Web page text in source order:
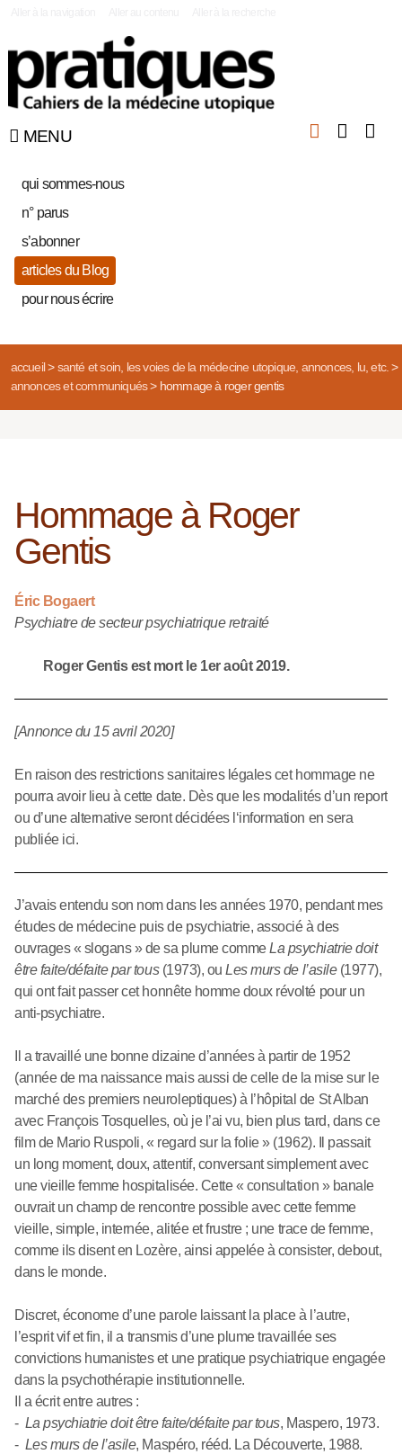
MENU
qui sommes-nous
n° parus
s’abonner
articles du Blog
pour nous écrire
accueil> santé et soin, les voies de la médecine utopique, annonces, lu, etc.>
annonces et communiqués> hommage à roger gentis
Hommage à Roger
Gentis
Éric Bogaert
Psychiatre de secteur psychiatrique retraité
Roger Gentis est mort le 1er août 2019.
[Annonce du 15 avril 2020]
En raison des restrictions sanitaires légales cet hommage ne
pourra avoir lieu à cette date. Dès que les modalités d’un report
ou d’une alternative seront décidées l‘information en sera
publiée ici.
J’avais entendu son nom dans les années 1970, pendant mes
études de médecine puis de psychiatrie, associé à des
ouvrages « slogans » de sa plume commeLa psychiatrie doit
être faite/défaite par tous(1973), ouLes murs de l’asile(1977),
qui ont fait passer cet honnête homme doux révolté pour un
anti-psychiatre.
Il a travaillé une bonne dizaine d’années à partir de 1952
(année de ma naissance mais aussi de celle de la mise sur le
marché des premiers neuroleptiques) à l’hôpital de St Alban
avec François Tosquelles, où je l’ai vu, bien plus tard, dans ce
film de Mario Ruspoli, « regard sur la folie » (1962). Il passait
un long moment, doux, attentif, conversant simplement avec
une vieille femme hospitalisée. Cette « consultation » banale
ouvrait un champ de rencontre possible avec cette femme
vieille, simple, internée, alitée et frustre ; une trace de femme,
comme ils disent en Lozère, ainsi appelée à consister, debout,
dans le monde.
Discret, économe d’une parole laissant la place à l’autre,
l’esprit vif et fin, il a transmis d’une plume travaillée ses
convictions humanistes et une pratique psychiatrique engagée
dans la psychothérapie institutionnelle.
Il a écrit entre autres :
- La psychiatrie doit être faite/défaite par tous, Maspero, 1973.
- Les murs de l’asile, Maspéro, rééd. La Découverte, 1988.